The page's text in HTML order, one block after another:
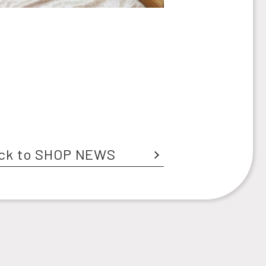
to SHOP NEWS